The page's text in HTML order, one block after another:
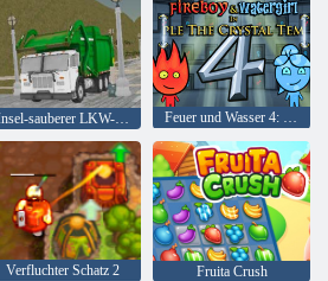
Insel-sauberer LKW-Abfall Sim Feuer und Wasser 4: Kristalltempel
Verfluchter Schatz 2
Fruita Crush